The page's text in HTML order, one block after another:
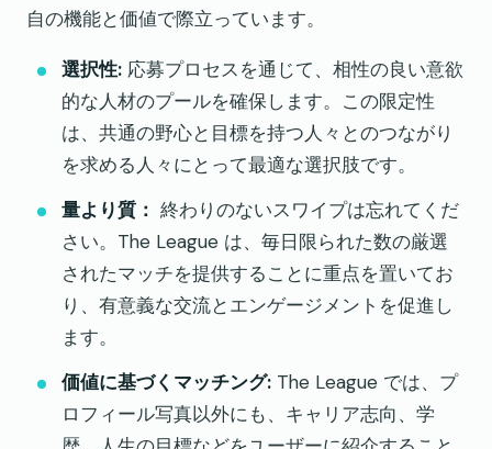
自の機能と価値で際立っています。
選択性: 応募プロセスを通じて、相性の良い意欲
的な人材のプールを確保します。この限定性
は、共通の野心と目標を持つ人々とのつながり
を求める人々にとって最適な選択肢です。
量より質： 終わりのないスワイプは忘れてくだ
さい。The League は、毎日限られた数の厳選
されたマッチを提供することに重点を置いてお
り、有意義な交流とエンゲージメントを促進し
ます。
価値に基づくマッチング: The League では、プ
ロフィール写真以外にも、キャリア志向、学